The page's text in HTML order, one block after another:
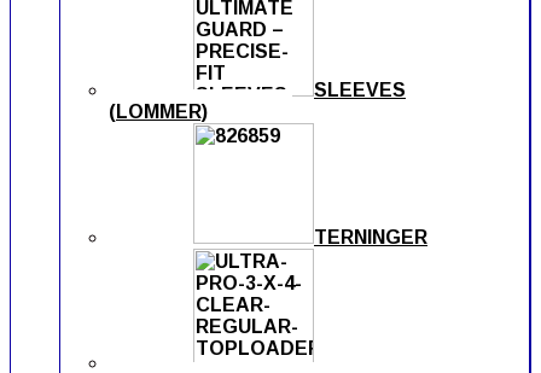
SLEEVES
(LOMMER)
TERNINGER